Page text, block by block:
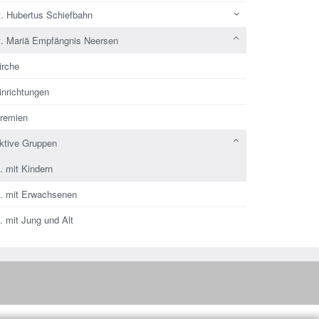
Hubertus Schiefbahn
Mariä Empfängnis Neersen
Gruppen
mit Kindern
mit Erwachsenen
mit Jung und Alt